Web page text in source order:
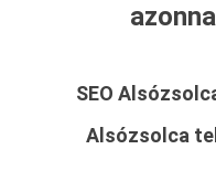
SEO
Alsózsolca